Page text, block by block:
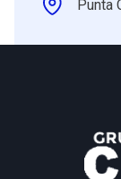
Punta